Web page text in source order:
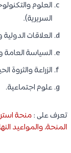
العلوم
السريرية).
العلاقات
السياسة العامة
الزراعة والثروة
علوم اجتماعية.
تعرف على : منحة
المنحة، والمواعيد